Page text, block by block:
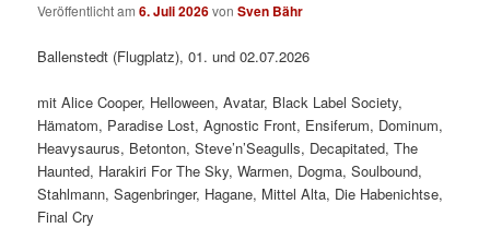
Veröffentlicht am6. Juli 2026vonSven Bähr
Ballenstedt (Flugplatz), 01. und 02.07.2026
mit Alice Cooper, Helloween, Avatar, Black Label Society,
Hämatom, Paradise Lost, Agnostic Front, Ensiferum, Dominum,
Heavysaurus, Betonton, Steve’n’Seagulls, Decapitated, The
Haunted, Harakiri For The Sky, Warmen, Dogma, Soulbound,
Stahlmann, Sagenbringer, Hagane, Mittel Alta, Die Habenichtse,
Final Cry